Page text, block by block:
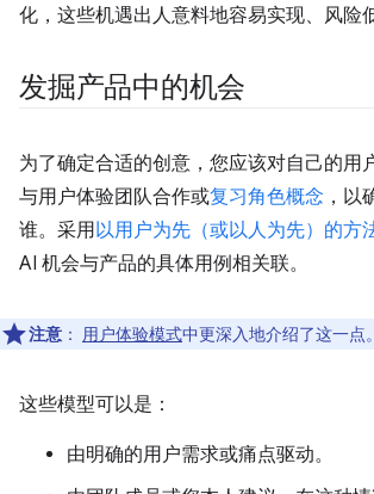
化，这些机遇出人意料地容易实现、风险
发掘产品中的机会
为了确定合适的创意，您应该对自己的用
与用户体验团队合作或复习角色概念 ，以
谁。采用以用户为先（或以人为先）的方
AI 机会与产品的具体用例相关联。
注意 ： 用户体验模式中更深入地介绍了这一点。
这些模型可以是：
由明确的用户需求或痛点驱动。